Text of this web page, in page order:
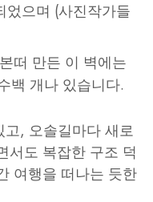
었으며 (사진작가들
떠 만든 이 벽에는
백 개나 있습니다.
, 오솔길마다 새로
서도 복잡한 구조 덕
여행을 떠나는 듯한